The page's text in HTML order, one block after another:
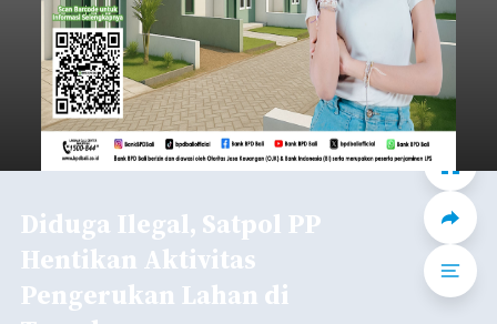
Diduga Ilegal, Satpol PP
Hentikan Aktivitas
Pengerukan Lahan di